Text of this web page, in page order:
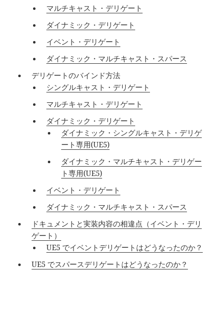
マルチキャスト・デリゲート
ダイナミック・デリゲート
イベント・デリゲート
ダイナミック・マルチキャスト・スパース
デリゲートのバインド方法
シングルキャスト・デリゲート
マルチキャスト・デリゲート
ダイナミック・デリゲート
ダイナミック・シングルキャスト・デリゲ
ート専用(UE5)
ダイナミック・マルチキャスト・デリゲー
ト専用(UE5)
イベント・デリゲート
ダイナミック・マルチキャスト・スパース
ドキュメントと実装内容の相違点（イベント・デリ
ゲート）
UE5 でイベントデリゲートはどうなったのか？
UE5 でスパースデリゲートはどうなったのか？